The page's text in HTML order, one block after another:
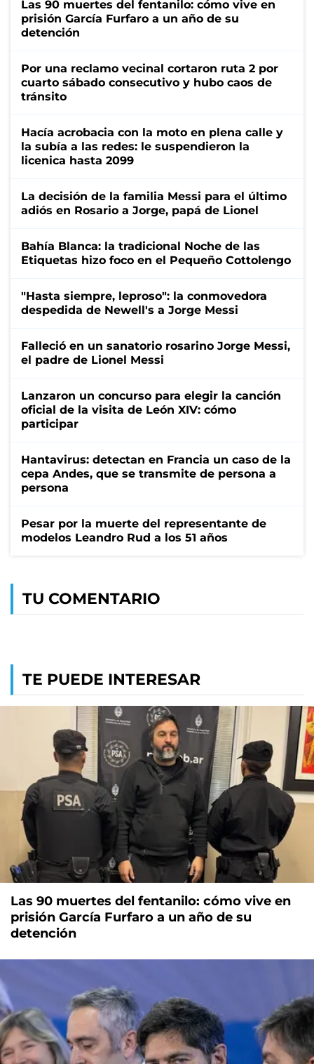
Las 90 muertes del fentanilo: cómo vive en
prisión García Furfaro a un año de su
detención
Por una reclamo vecinal cortaron ruta 2 por
cuarto sábado consecutivo y hubo caos de
tránsito
Hacía acrobacia con la moto en plena calle y
la subía a las redes: le suspendieron la
licenica hasta 2099
La decisión de la familia Messi para el último
adiós en Rosario a Jorge, papá de Lionel
Bahía Blanca: la tradicional Noche de las
Etiquetas hizo foco en el Pequeño Cottolengo
"Hasta siempre, leproso": la conmovedora
despedida de Newell's a Jorge Messi
Falleció en un sanatorio rosarino Jorge Messi,
el padre de Lionel Messi
Lanzaron un concurso para elegir la canción
oficial de la visita de León XIV: cómo
participar
Hantavirus: detectan en Francia un caso de la
cepa Andes, que se transmite de persona a
persona
Pesar por la muerte del representante de
modelos Leandro Rud a los 51 años
TU COMENTARIO
TE PUEDE INTERESAR
Las 90 muertes del fentanilo: cómo vive en
prisión García Furfaro a un año de su
detención